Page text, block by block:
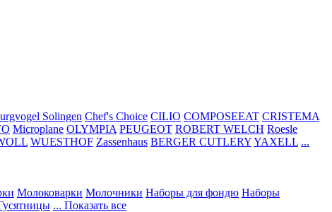
Solingen Chef's Choice CILIO COMPOSEEAT CRISTEMA
Microplane OLYMPIA PEUGEOT ROBERT WELCH Roesle
WUESTHOF Zassenhaus BERGER CUTLERYYAXELL ...
Молоковарки Молочники Наборы для фондю Наборы
... Показать все